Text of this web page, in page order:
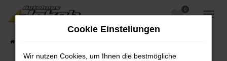
Zum
Hauptinhalt
0
Cookie Einstellungen
Wir nutzen Cookies, um Ihnen die bestmögliche